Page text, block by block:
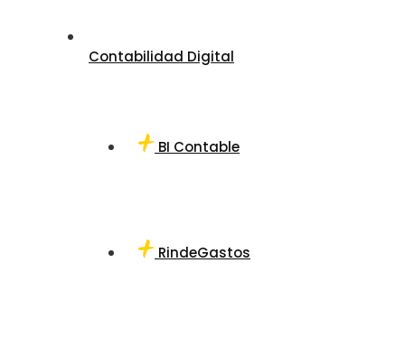
Contabilidad Digital
BI Contable
RindeGastos